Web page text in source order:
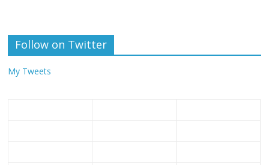
Follow on Twitter
My Tweets